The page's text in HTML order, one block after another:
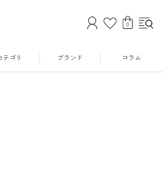
0
テゴリ ブランド コラム